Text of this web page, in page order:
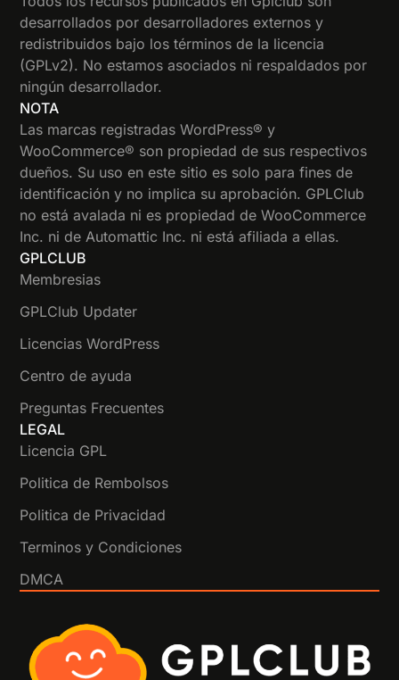
desarrollados por desarrolladores externos y
redistribuidos bajo los términos de la licencia
(GPLv2). No estamos asociados ni respaldados por
ningún desarrollador.
NOTA
Las marcas registradas WordPress® y
WooCommerce® son propiedad de sus respectivos
dueños. Su uso en este sitio es solo para fines de
identificación y no implica su aprobación. GPLClub
no está avalada ni es propiedad de WooCommerce
Inc. ni de Automattic Inc. ni está afiliada a ellas.
GPLCLUB
Membresias
GPLClub Updater
Licencias WordPress
Centro de ayuda
Preguntas Frecuentes
LEGAL
Licencia GPL
Politica de Rembolsos
Politica de Privacidad
Terminos y Condiciones
DMCA